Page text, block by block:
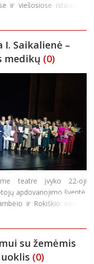
ir viešosiose įstaigose,
rajono savivaldybė, taip
Saikalienė –
medikų (0)
teatre įvyko 22-oji
apdovanojimo šventė.
ir Rokiškio vardas:
VšĮ Rokiškio pirminės
su žemėmis
(0)